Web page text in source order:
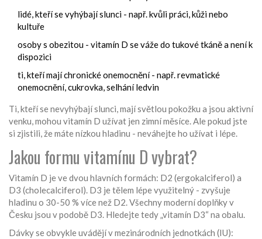
lidé, kteří se vyhýbají slunci - např. kvůli práci, kůži nebo
kultuře
osoby s obezitou - vitamín D se váže do tukové tkáně a není k
dispozici
ti, kteří mají chronické onemocnění - např. revmatické
onemocnění, cukrovka, selhání ledvin
Ti, kteří se nevyhýbají slunci, mají světlou pokožku a jsou aktivní
venku, mohou vitamín D užívat jen zimní měsíce. Ale pokud jste
si zjistili, že máte nízkou hladinu - neváhejte ho užívat i lépe.
Jakou formu vitamínu D vybrat?
Vitamín D je ve dvou hlavních formách: D2 (ergokalciferol) a
D3 (cholecalciferol). D3 je tělem lépe využitelný - zvyšuje
hladinu o 30-50 % více než D2. Všechny moderní doplňky v
Česku jsou v podobě D3. Hledejte tedy „vitamín D3“ na obalu.
Dávky se obvykle uvádějí v mezinárodních jednotkách (IU):